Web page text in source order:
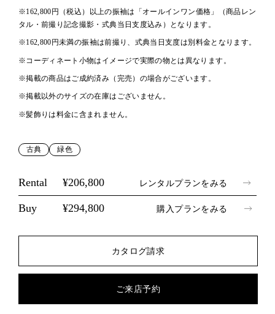
※162,800円（税込）以上の振袖は「オールインワン価格」（商品レン
タル・前撮り記念撮影・式典当日支度込み）となります。
※162,800円未満の振袖は前撮り、式典当日支度は別料金となります。
※コーディネート小物はイメージで実際の物とは異なります。
※掲載の商品はご成約済み（完売）の場合がございます。
※掲載以外のサイズの在庫はございません。
※髪飾りは料金に含まれません。
古典 緑色
Rental ¥206,800 レンタルプランをみる
Buy ¥294,800 購入プランをみる
カタログ請求
ご来店予約